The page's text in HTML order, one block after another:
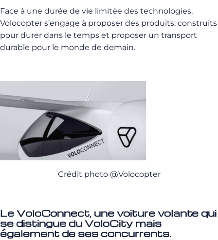
Face à une durée de vie limitée des technologies,
Volocopter s’engage à proposer des produits, construits
pour durer dans le temps et proposer un transport
durable pour le monde de demain.
Crédit photo @Volocopter
Le VoloConnect, une voiture volante qui
se distingue du VoloCity mais
également de ses concurrents.